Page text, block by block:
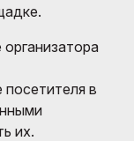
посетителя в
их.